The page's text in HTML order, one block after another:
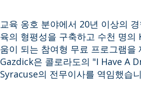
교육 옹호 분야에서 20년 이상의
육의 형평성을 구축하고 수천 명
움이 되는 참여형 무료 프로그램을
Gazdick은 콜로라도의 "I Have A
Syracuse의 전무이사를 역임했습